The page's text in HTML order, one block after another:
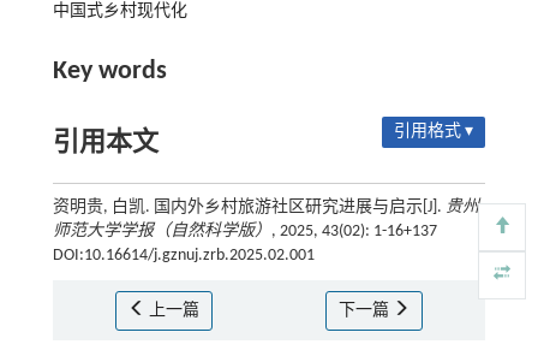
中国式乡村现代化
Key words
引用本文 引用格式 ▾
资明贵, 白凯. 国内外乡村旅游社区研究进展与启示[J]. 贵州
师范大学学报（自然科学版） , 2025, 43(02): 1-16+137
DOI:10.16614/j.gznuj.zrb.2025.02.001
上一篇 下一篇